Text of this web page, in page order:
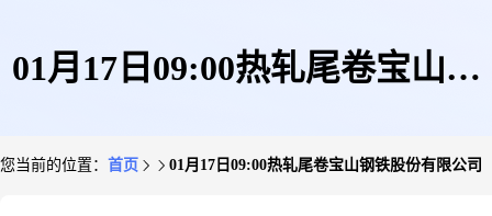
01月17日09:00热轧尾卷宝山钢
您当前的位置： 首页 01月17日09:00热轧尾卷宝山钢铁股份有限公司